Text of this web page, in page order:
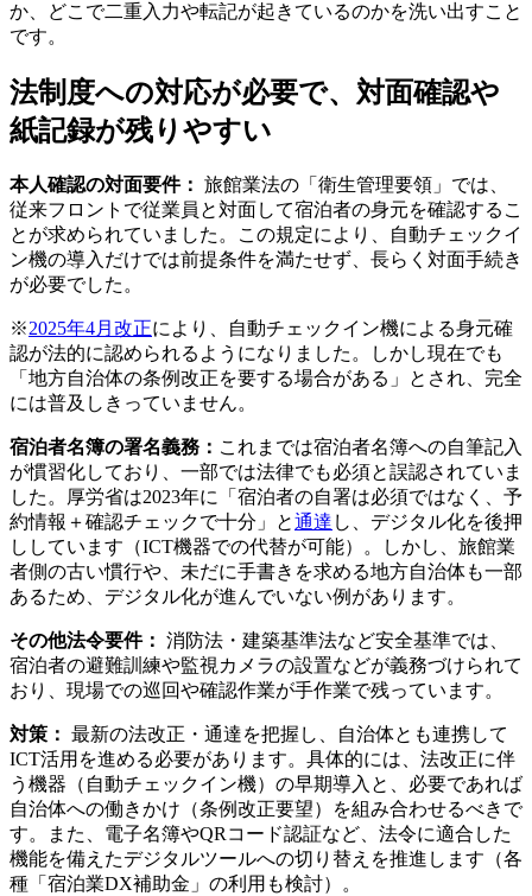
か、どこで二重入力や転記が起きているのかを洗い出すこと
です。
法制度への対応が必要で、対面確認や
紙記録が残りやすい
本人確認の対面要件： 旅館業法の「衛生管理要領」では、
従来フロントで従業員と対面して宿泊者の身元を確認するこ
とが求められていました。この規定により、自動チェックイ
ン機の導入だけでは前提条件を満たせず、長らく対面手続き
が必要でした。
※2025年4月改正により、自動チェックイン機による身元確
認が法的に認められるようになりました。しかし現在でも
「地方自治体の条例改正を要する場合がある」とされ、完全
には普及しきっていません。
宿泊者名簿の署名義務： これまでは宿泊者名簿への自筆記入
が慣習化しており、一部では法律でも必須と誤認されていま
した。厚労省は2023年に「宿泊者の自署は必須ではなく、予
約情報＋確認チェックで十分」と通達 し、デジタル化を後押
ししています（ICT機器での代替が可能）。しかし、旅館業
者側の古い慣行や、未だに手書きを求める地方自治体も一部
あるため、デジタル化が進んでいない例があります。
その他法令要件： 消防法・建築基準法など安全基準では、
宿泊者の避難訓練や監視カメラの設置などが義務づけられて
おり、現場での巡回や確認作業が手作業で残っています。
対策： 最新の法改正・通達を把握し、自治体とも連携して
ICT活用を進める必要があります。具体的には、法改正に伴
う機器（自動チェックイン機）の早期導入と、必要であれば
自治体への働きかけ（条例改正要望）を組み合わせるべきで
す。また、電子名簿やQRコード認証など、法令に適合した
機能を備えたデジタルツールへの切り替えを推進します（各
種「宿泊業DX補助金」の利用も検討）。